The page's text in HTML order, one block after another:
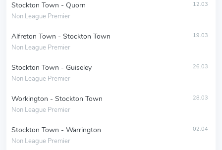
Stockton Town - Quorn
Non League Premier
12.03
Alfreton Town - Stockton Town
Non League Premier
19.03
Stockton Town - Guiseley
Non League Premier
26.03
Workington - Stockton Town
Non League Premier
28.03
Stockton Town - Warrington
Non League Premier
02.04